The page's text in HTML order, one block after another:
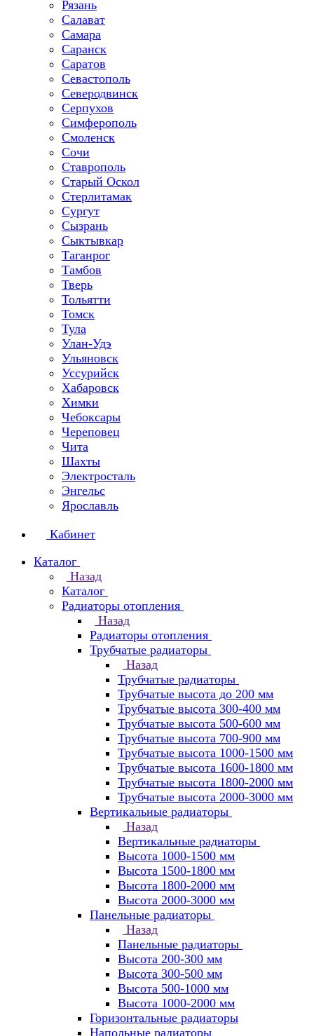
Рязань
Салават
Самара
Саранск
Саратов
Севастополь
Северодвинск
Серпухов
Симферополь
Смоленск
Сочи
Ставрополь
Старый Оскол
Стерлитамак
Сургут
Сызрань
Сыктывкар
Таганрог
Тамбов
Тверь
Тольятти
Томск
Тула
Улан-Удэ
Ульяновск
Уссурийск
Хабаровск
Химки
Чебоксары
Череповец
Чита
Шахты
Электросталь
Энгельс
Ярославль
Кабинет
Каталог
Назад
Каталог
Радиаторы отопления
Назад
Радиаторы отопления
Трубчатые радиаторы
Назад
Трубчатые радиаторы
Трубчатые высота до 200 мм
Трубчатые высота 300-400 мм
Трубчатые высота 500-600 мм
Трубчатые высота 700-900 мм
Трубчатые высота 1000-1500 мм
Трубчатые высота 1600-1800 мм
Трубчатые высота 1800-2000 мм
Трубчатые высота 2000-3000 мм
Вертикальные радиаторы
Назад
Вертикальные радиаторы
Высота 1000-1500 мм
Высота 1500-1800 мм
Высота 1800-2000 мм
Высота 2000-3000 мм
Панельные радиаторы
Назад
Панельные радиаторы
Высота 200-300 мм
Высота 300-500 мм
Высота 500-1000 мм
Высота 1000-2000 мм
Горизонтальные радиаторы
Напольные радиаторы